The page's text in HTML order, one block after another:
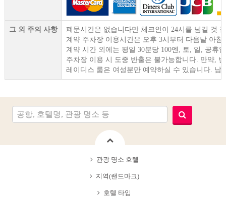
그 외 주의 사항
폐문시간은 없습니다만 체크인이 24시를 넘길 것
계약 주차장 이용시간은 오후 3시부터 다음날 아침
계약 시간 외에는 평일 30분당 100엔, 토, 일, 공휴
주차장 이용 시 도중 반출은 불가능합니다. 만약,
레이디스 룸은 여성분만 예약하실 수 있습니다. 남
관광 명소 호텔
지역(랜드마크)
호텔 타입